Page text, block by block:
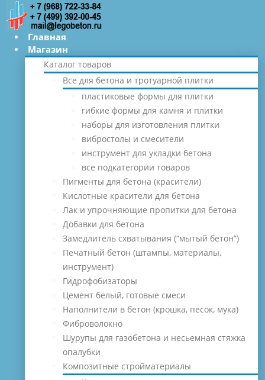
Главная
Магазин
Каталог товаров
Все для бетона и тротуарной плитки
пластиковые формы для плитки
гибкие формы для камня и плитки
наборы для изготовления плитки
вибростолы и смесители
инструмент для укладки бетона
все подкатегории товаров
Пигменты для бетона (красители)
Кислотные красители для бетона
Лак и упрочняющие пропитки для бетона
Добавки для бетона
Замедлитель схватывания (“мытый бетон”)
Печатный бетон (штампы, материалы,
инструмент)
Гидрофобизаторы
Цемент белый, готовые смеси
Наполнители в бетон (крошка, песок, мука)
Фиброволокно
Шурупы для газобетона и несьемная стяжка
опалубки
Композитные стройматериалы